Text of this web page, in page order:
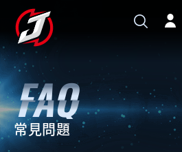
常見問題